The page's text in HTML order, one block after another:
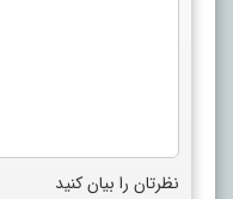
نظرتان را بیان کنید